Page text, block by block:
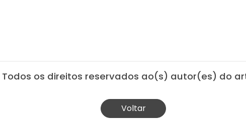
Todos os direitos reservados ao(s) autor(es) do
Voltar